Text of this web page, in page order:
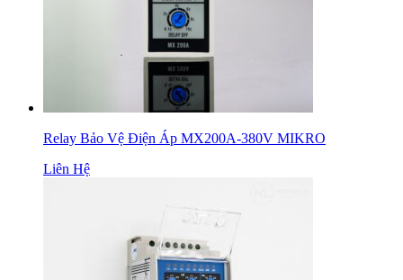
Relay Bảo Vệ Điện Áp MX200A-380V MIKRO
Liên Hệ